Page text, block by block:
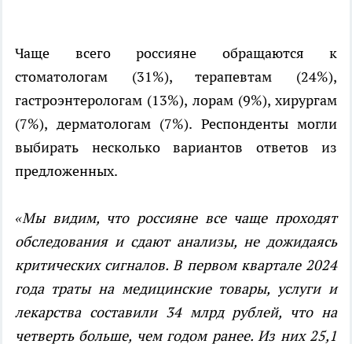
Чаще всего россияне обращаются к
стоматологам (31%), терапевтам (24%),
гастроэнтерологам (13%), лорам (9%), хирургам
(7%), дерматологам (7%). Респонденты могли
выбирать несколько вариантов ответов из
предложенных.
«Мы видим, что россияне все чаще проходят
обследования и сдают анализы, не дожидаясь
критических сигналов. В первом квартале 2024
года траты на медицинские товары, услуги и
лекарства составили 34 млрд рублей, что на
четверть больше, чем годом ранее. Из них 25,1